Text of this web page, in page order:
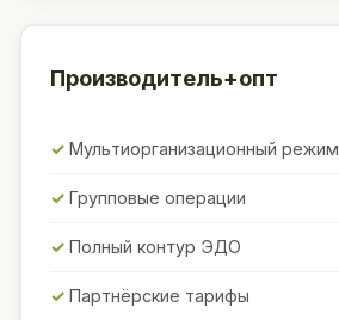
Производитель+опт
Мультиорганизационный режим
Групповые операции
Полный контур ЭДО
Партнёрские тарифы